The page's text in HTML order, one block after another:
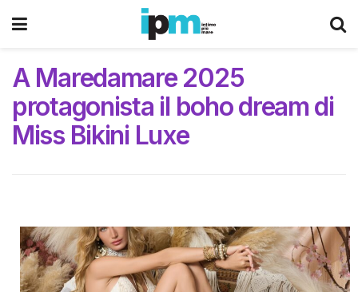
A Maredamare 2025
protagonista il boho dream di
Miss Bikini Luxe